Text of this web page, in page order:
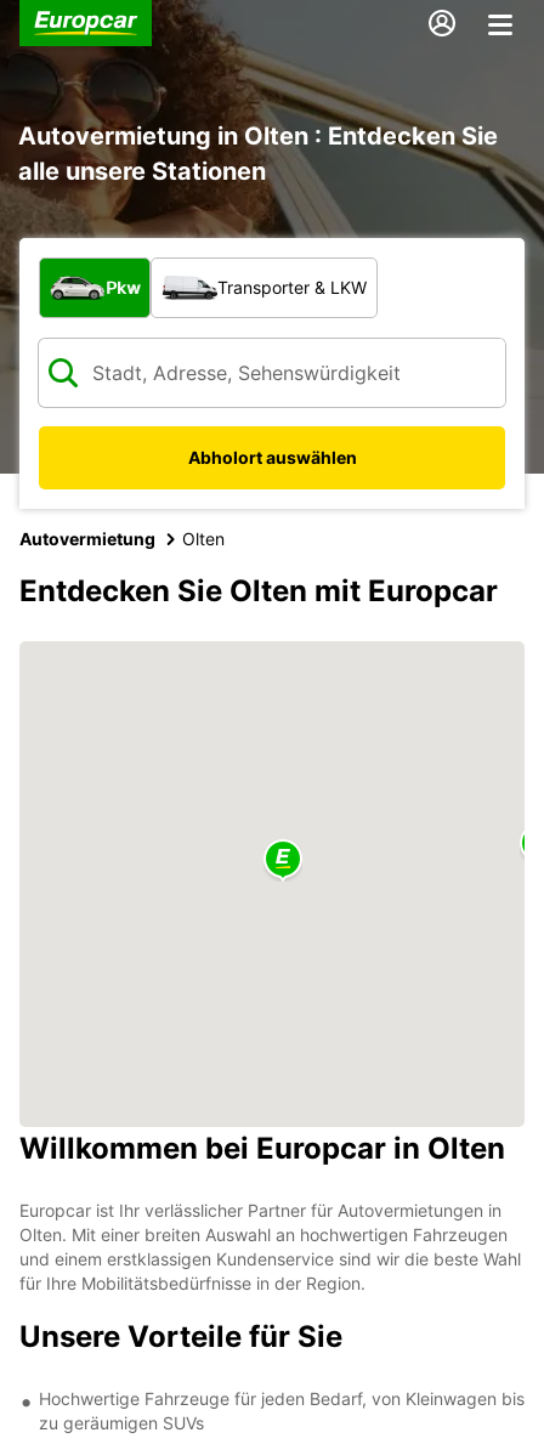
Autovermietung in Olten : Entdecken Sie
alle unsere Stationen
Welche Art von Fahrzeug?
Pkw Transporter & LKW
Abholort auswählen
Autovermietung Olten
Entdecken Sie Olten mit Europcar
Willkommen bei Europcar in Olten
Europcar ist Ihr verlässlicher Partner für Autovermietungen in
Olten. Mit einer breiten Auswahl an hochwertigen Fahrzeugen
und einem erstklassigen Kundenservice sind wir die beste Wahl
für Ihre Mobilitätsbedürfnisse in der Region.
Unsere Vorteile für Sie
Hochwertige Fahrzeuge für jeden Bedarf, von Kleinwagen bis
zu geräumigen SUVs